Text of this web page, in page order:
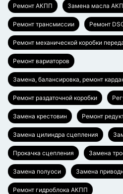
Ремонт АКПП Замена масла
Ремонт трансмиссии Ремонт
Ремонт механической коробки
Ремонт вариаторов
Замена, балансировка, ремонт
Ремонт раздаточной коробки
Замена крестовин Ремонт
Замена цилиндра сцепления
Прокачка сцепления Замена
Замена полуоси Замена
Ремонт гидроблока АКПП